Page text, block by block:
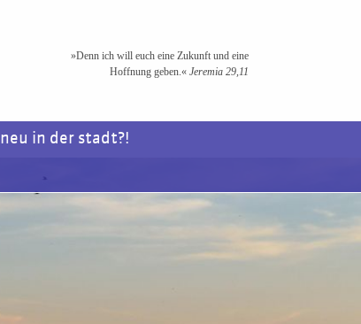
»Denn ich will euch eine Zukunft und eine
Hoffnung geben.« Jeremia 29,11
neu in der stadt?!